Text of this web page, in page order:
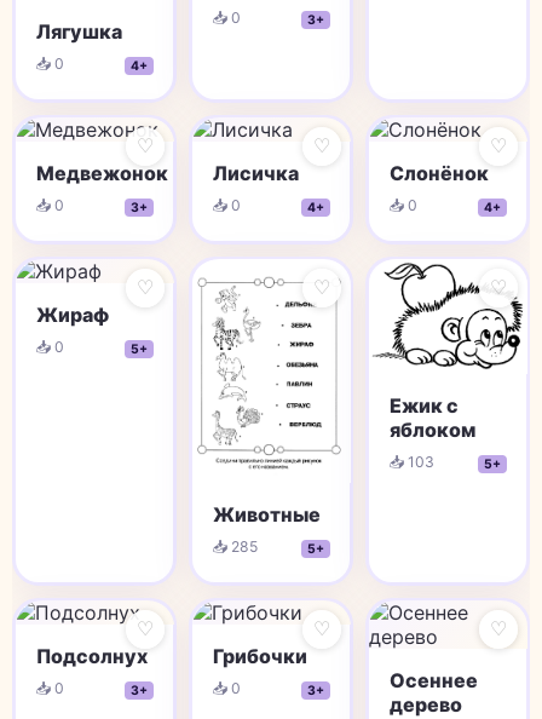
Лягушка
📥 0 4+
📥 0 3+
♡
Медвежонок
📥 0 3+
♡
Лисичка
📥 0 4+
♡
Слонёнок
📥 0 4+
♡
Жираф
📥 0 5+
♡
Животные
📥 285 5+
♡
Ежик с
яблоком
📥 103 5+
♡
Подсолнух
📥 0 3+
♡
Грибочки
📥 0 3+
♡
Осеннее
дерево